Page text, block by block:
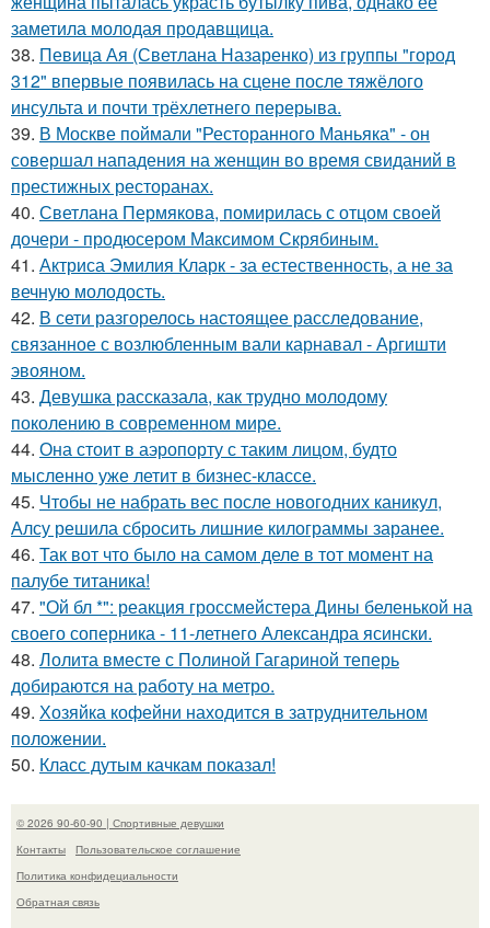
заметила молодая продавщица.
38. Певица Ая (Светлана Назаренко) из группы "город
312" впервые появилась на сцене после тяжёлого
инсульта и почти трёхлетнего перерыва.
39. В Москве поймали "Ресторанного Маньяка" - он
совершал нападения на женщин во время свиданий в
престижных ресторанах.
40. Светлана Пермякова, помирилась с отцом своей
дочери - продюсером Максимом Скрябиным.
41. Актриса Эмилия Кларк - за естественность, а не за
вечную молодость.
42. В сети разгорелось настоящее расследование,
связанное с возлюбленным вали карнавал - Аргишти
эвояном.
43. Девушка рассказала, как трудно молодому
поколению в современном мире.
44. Она стоит в аэропорту с таким лицом, будто
мысленно уже летит в бизнес-классе.
45. Чтобы не набрать вес после новогодних каникул,
Алсу решила сбросить лишние килограммы заранее.
46. Так вот что было на самом деле в тот момент на
палубе титаника!
47. "Ой бл *": реакция гроссмейстера Дины беленькой на
своего соперника - 11-летнего Александра ясински.
48. Лолита вместе с Полиной Гагариной теперь
добираются на работу на метро.
49. Хозяйка кофейни находится в затруднительном
положении.
50. Класс дутым качкам показал!
© 2026 90-60-90 | Спортивные девушки
Контакты
Пользовательское соглашение
Политика конфидециальности
Обратная связь